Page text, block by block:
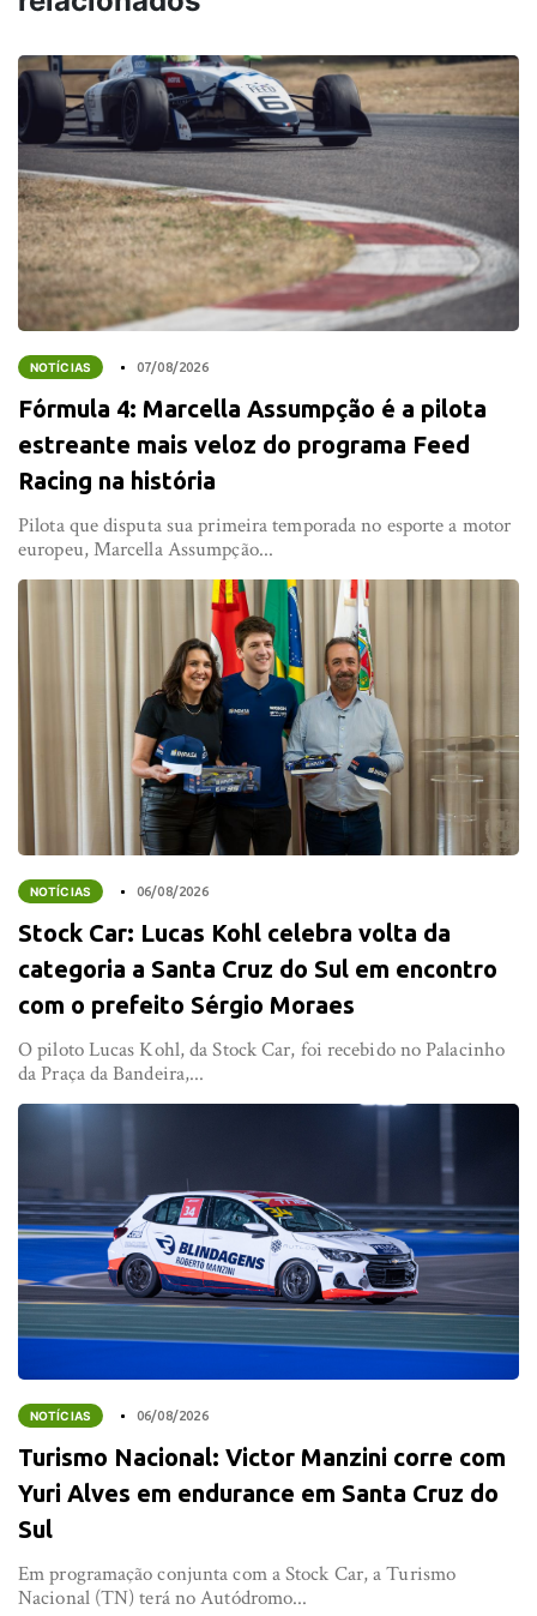
NOTÍCIAS 07/08/2026
Fórmula 4: Marcella Assumpção é a pilota
estreante mais veloz do programa Feed
Racing na história
Pilota que disputa sua primeira temporada no esporte a motor
europeu, Marcella Assumpção...
NOTÍCIAS 06/08/2026
Stock Car: Lucas Kohl celebra volta da
categoria a Santa Cruz do Sul em encontro
com o prefeito Sérgio Moraes
O piloto Lucas Kohl, da Stock Car, foi recebido no Palacinho
da Praça da Bandeira,...
NOTÍCIAS 06/08/2026
Turismo Nacional: Victor Manzini corre com
Yuri Alves em endurance em Santa Cruz do
Sul
Em programação conjunta com a Stock Car, a Turismo
Nacional (TN) terá no Autódromo...